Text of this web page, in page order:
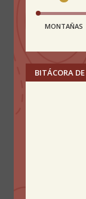
MONTAÑAS
BITÁCORA